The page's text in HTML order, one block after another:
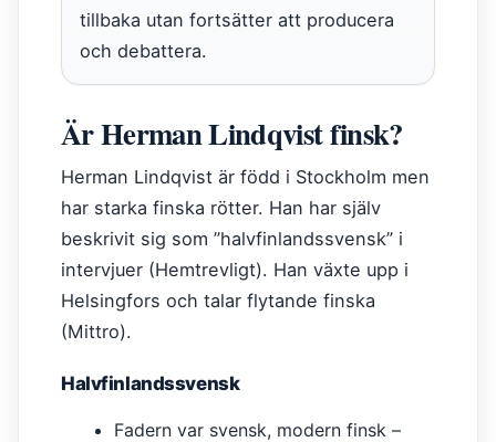
tillbaka utan fortsätter att producera
och debattera.
Är Herman Lindqvist finsk?
Herman Lindqvist är född i Stockholm men
har starka finska rötter. Han har själv
beskrivit sig som ”halvfinlandssvensk” i
intervjuer (Hemtrevligt). Han växte upp i
Helsingfors och talar flytande finska
(Mittro).
Halvfinlandssvensk
Fadern var svensk, modern finsk –